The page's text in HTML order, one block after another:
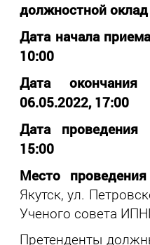
должностной
Дата начала
10:00
Дата
06.05.2022, 17:00
Дата проведения
15:00
Место проведения
Якутск, ул.
Ученого совета
Претенденты